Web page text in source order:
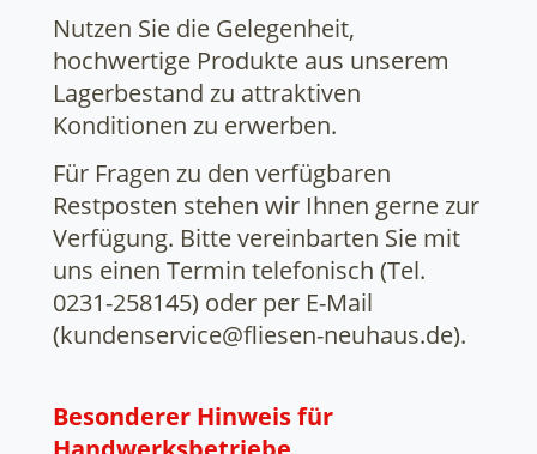
Nutzen Sie die Gelegenheit,
hochwertige Produkte aus unserem
Lagerbestand zu attraktiven
Konditionen zu erwerben.
Für Fragen zu den verfügbaren
Restposten stehen wir Ihnen gerne zur
Verfügung. Bitte vereinbarten Sie mit
uns einen Termin telefonisch (Tel.
0231-258145) oder per E-Mail
(kundenservice@fliesen-neuhaus.de).
Besonderer Hinweis für